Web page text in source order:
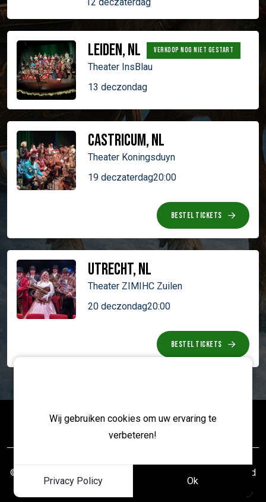
Leiden, NL VERKOOP NOG NIET GESTART
Theater InsBlau
13 deczondag
Castricum, NL
Theater Koningsduyn
19 deczaterdag20:00
BESTEL TICKETS
Utrecht, NL
Theater ZIMIHC Zuilen
20 deczondag20:00
BESTEL TICKETS
© Copyright 2026 -
gerealiseerd
door
Wij gebruiken cookies om uw ervaring te
verbeteren!
Privacy Policy Ok